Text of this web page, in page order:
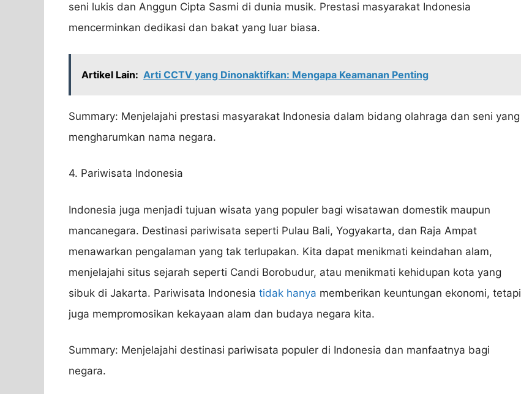
seni lukis dan Anggun Cipta Sasmi di dunia musik. Prestasi masyarakat Indonesia
mencerminkan dedikasi dan bakat yang luar biasa.
Artikel Lain: Arti CCTV yang Dinonaktifkan: Mengapa Keamanan Penting
Summary: Menjelajahi prestasi masyarakat Indonesia dalam bidang olahraga dan seni yang
mengharumkan nama negara.
4. Pariwisata Indonesia
Indonesia juga menjadi tujuan wisata yang populer bagi wisatawan domestik maupun
mancanegara. Destinasi pariwisata seperti Pulau Bali, Yogyakarta, dan Raja Ampat
menawarkan pengalaman yang tak terlupakan. Kita dapat menikmati keindahan alam,
menjelajahi situs sejarah seperti Candi Borobudur, atau menikmati kehidupan kota yang
sibuk di Jakarta. Pariwisata Indonesia tidak hanya memberikan keuntungan ekonomi, tetapi
juga mempromosikan kekayaan alam dan budaya negara kita.
Summary: Menjelajahi destinasi pariwisata populer di Indonesia dan manfaatnya bagi
negara.